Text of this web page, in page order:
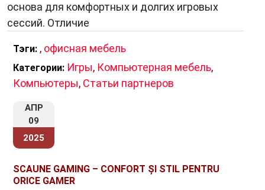
основа для комфортных и долгих игровых
сессий. Отличие
Тэги: , офисная мебель
Категории: Игры, Компьютерная мебель,
Компьютеры, Статьи партнеров
АПР
09
2025
SCAUNE GAMING – CONFORT ȘI STIL PENTRU
ORICE GAMER